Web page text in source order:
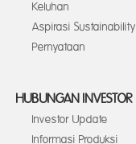
Keluhan
Aspirasi Sustainability
Pernyataan
HUBUNGAN INVESTOR
Investor Update
Informasi Produksi